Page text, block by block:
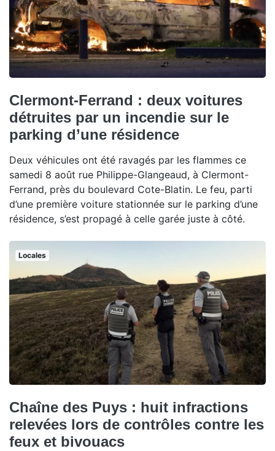
Clermont-Ferrand : deux voitures
détruites par un incendie sur le
parking d’une résidence
Deux véhicules ont été ravagés par les flammes ce
samedi 8 août rue Philippe-Glangeaud, à Clermont-
Ferrand, près du boulevard Cote-Blatin. Le feu, parti
d’une première voiture stationnée sur le parking d’une
résidence, s’est propagé à celle garée juste à côté.
Locales
Chaîne des Puys : huit infractions
relevées lors de contrôles contre les
feux et bivouacs